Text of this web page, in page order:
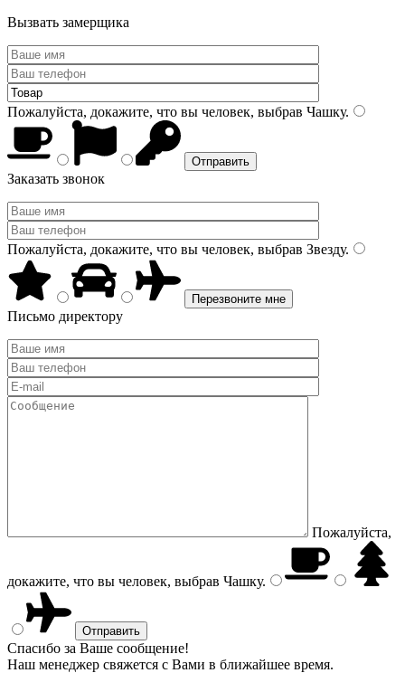
Вызвать замерщика
Пожалуйста, докажите, что вы человек, выбрав Чашку.
Заказать звонок
Пожалуйста, докажите, что вы человек, выбрав Звезду.
Письмо директору
Пожалуйста,
докажите, что вы человек, выбрав Чашку.
Спасибо за Ваше сообщение!
Наш менеджер свяжется с Вами в ближайшее время.